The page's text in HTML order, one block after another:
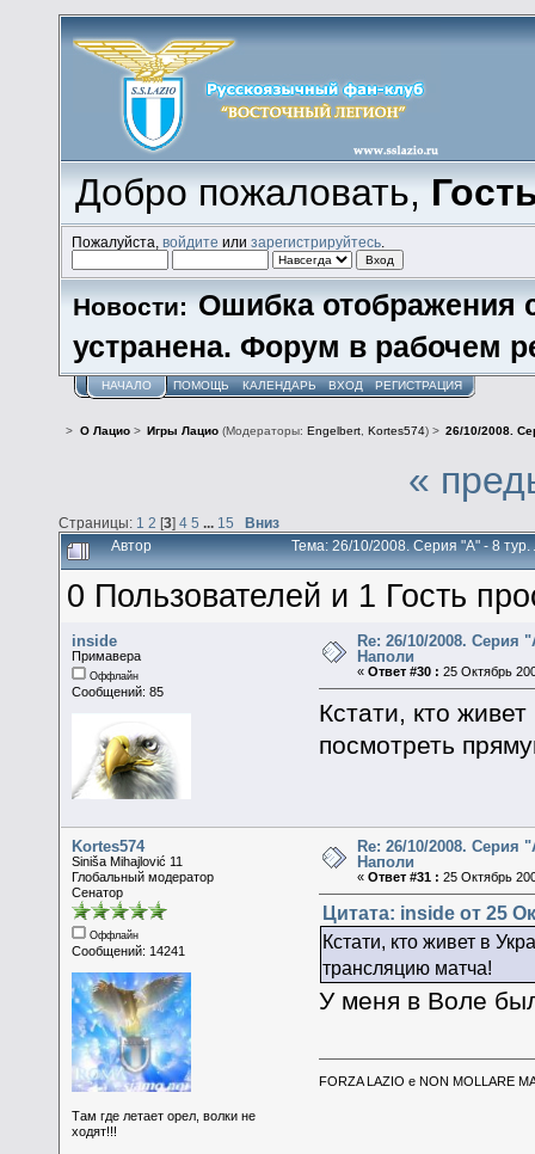
Добро пожаловать,
Пожалуйста,войдите илизарегистрируйтесь
Новости: Ошибка отображения
устранена. Форум в рабочем
НАЧАЛО ПОМОЩЬ КАЛЕНДАРЬ ВХОД РЕГИСТРАЦИЯ
> О Лацио> Игры Лацио(Модераторы: Engelbert, Kortes574) > 26/10/2008.
«
Страницы: 1 2 [3] 4 5 15 Вниз
Автор Тема: 26/10/2008. Серия "А" - 8
0 Пользователей и 1 Гость
inside
Примавера
Оффлайн
Сообщений: 85
Re: 26/10/2008.
Наполи
«Ответ #30 : 25 Октябрь
Кстати, кто
посмотреть
Kortes574
Siniša Mihajlović 11
Глобальный модератор
Сенатор
Оффлайн
Сообщений: 14241
Там где летает орел, волки не
ходят!!!
Re: 26/10/2008.
Наполи
«Ответ #31 : 25 Октябрь
Цитата: inside от 25
Кстати, кто живет в
трансляцию матча!
У меня в Воле
FORZA LAZIO e NON MOLLARE